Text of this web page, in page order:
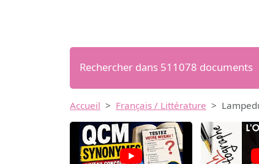
Rechercher dans 511078 documents
Accueil Français / Littérature